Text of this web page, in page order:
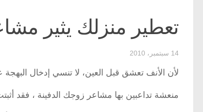
تعطير منزلك يثير
14 سبتمبر، 2010
لأن الأنف تعشق قبل العين، لا تنسي إدخال البهجة
منعشة تداعبين بها مشاعر زوجك الدفينة ، فقد